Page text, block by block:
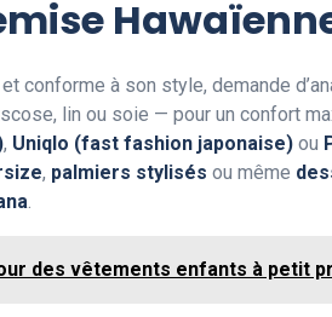
conforme à son style, demande
lin ou soie — pour un confort
, Uniqlo (fast fashion japonaise) ou
, palmiers stylisés ou même
.
des vêtements enfants à petit